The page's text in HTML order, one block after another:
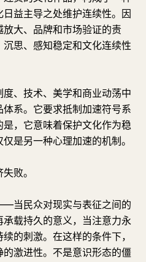
益主导之处维护连续性。因
大、品牌和市场验证的责
思、感知稳定和文化连续性
、技术、美学和商业动荡中
系。它要求抵制加速符号系
，它意味着保护文化作为稳
是另一种心理加速的机制。
败。
当民众对现实与表征之间的
载持久的意义，当注意力永
的刺激。在这样的条件下，
激进性。不是意识形态的僵